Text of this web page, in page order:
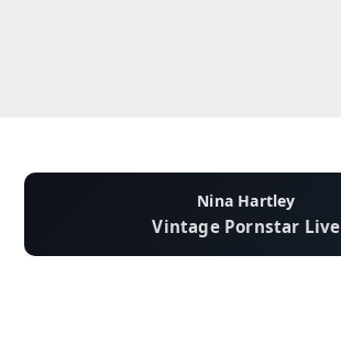
Nina Hartley
Vintage Pornstar Live